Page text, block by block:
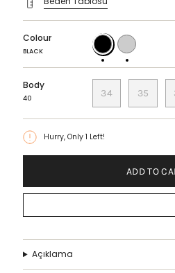
Colour
BLACK
BLACK BORDEAUX
Body
40 34 35
Hurry, Only 1 Left!
ADD TO
Açıklama